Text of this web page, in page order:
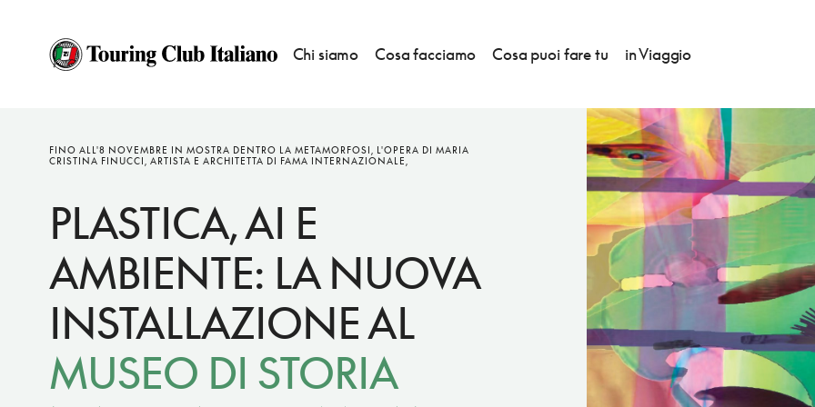
Chi siamo Cosa facciamo Cosa puoi fare tu in Viaggio
FINO ALL'8 NOVEMBRE IN MOSTRA DENTRO LA METAMORFOSI, L'OPERA DI MARIA
CRISTINA FINUCCI, ARTISTA E ARCHITETTA DI FAMA INTERNAZIONALE,
PLASTICA, AI E
AMBIENTE: LA NUOVA
INSTALLAZIONE AL
MUSEO DI STORIA